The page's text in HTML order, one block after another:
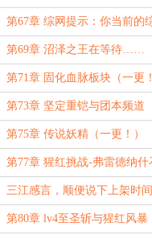
第67章 综网提示：你当前的
币不够支付本次货款……（一
第69章 沼泽之王在等待……
更！）
第71章 固化血脉板块（一更
第73章 坚定重铠与团本频道
更！）
第75章 传说妖精（一更！）
第77章 猩红挑战-弗雷德纳什
的陷落（一更！）
三江感言，顺便说下上架时间
第80章 lv4至圣斩与猩红风暴